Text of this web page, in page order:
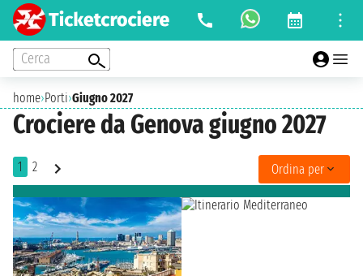
Cerca
home›Porti›Giugno 2027
Crociere da Genova giugno 2027
1 2 Ordina per